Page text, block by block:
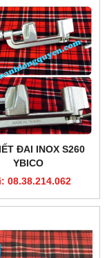
ĐAI INOX S260
YBICO
08.38.214.062